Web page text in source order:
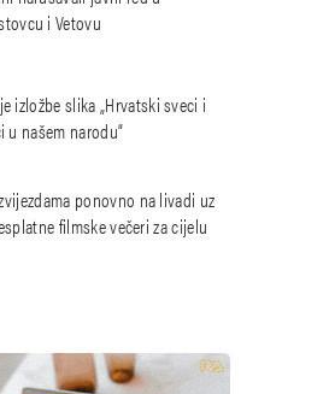
i Vetovu
izložbe slika „Hrvatski sveci i
u našem narodu“
ponovno na livadi uz
filmske večeri za cijelu